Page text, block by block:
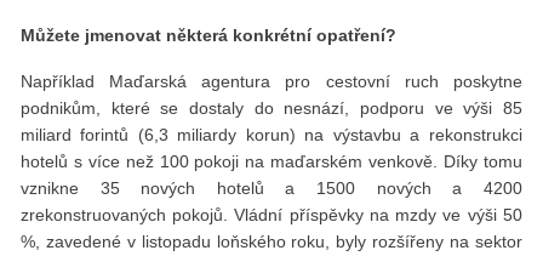
Můžete jmenovat některá konkrétní opatření?
Například Maďarská agentura pro cestovní ruch poskytne
podnikům, které se dostaly do nesnází, podporu ve výši 85
miliard forintů (6,3 miliardy korun) na výstavbu a rekonstrukci
hotelů s více než 100 pokoji na maďarském venkově. Díky tomu
vznikne 35 nových hotelů a 1500 nových a 4200
zrekonstruovaných pokojů. Vládní příspěvky na mzdy ve výši 50
%, zavedené v listopadu loňského roku, byly rozšířeny na sektor